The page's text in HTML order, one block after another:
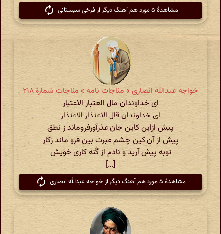
مشاهدهٔ ۵ مورد هم آهنگ دیگر از فرخی سیستانی
خواجه عبدالله انصاری » مناجات نامه » مناجات شمارهٔ ۲۱۸
ای خداوندان مال العتبار الاعتبار
ای خداوندان قال الاعتذار الاعتذار
پیش ازاین کاین جان عذرآورفروماند ز نطق
پیش از آن کین چشم عبرت بین فرو ماند زکار
توبه پیش آرید و نادم از گُنه کاری خویش
[...]
مشاهدهٔ ۵ مورد هم آهنگ دیگر از خواجه عبدالله انصاری